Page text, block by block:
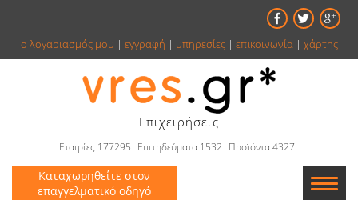
ο λογαριασμός μου | εγγραφή | υπηρεσίες| επικοινωνία| χάρτης
Επιχειρήσεις
Εταιρίες 177295 Επιτηδεύματα 1532 Προϊόντα 4327
Καταχωρηθείτε στον
επαγγελματικό οδηγό